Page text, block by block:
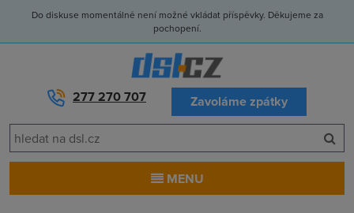
Do diskuse momentálně není možné vkládat příspěvky. Děkujeme za
pochopení.
277 270 707 Zavoláme zpátky
MENU